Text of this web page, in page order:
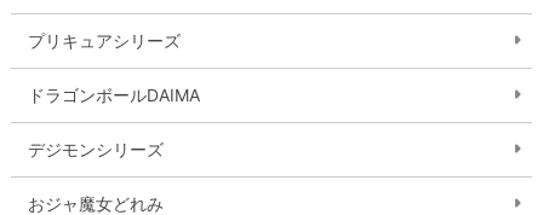
プリキュアシリーズ
ドラゴンボールDAIMA
デジモンシリーズ
おジャ魔女どれみ